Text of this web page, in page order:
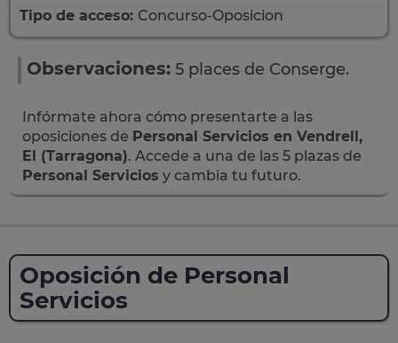
Tipo de acceso: Concurso-Oposicion
Observaciones: 5 places de Conserge.
Infórmate ahora cómo presentarte a las
oposiciones de Personal Servicios en Vendrell,
El (Tarragona). Accede a una de las 5 plazas de
Personal Servicios y cambia tu futuro.
Oposición de Personal
Servicios